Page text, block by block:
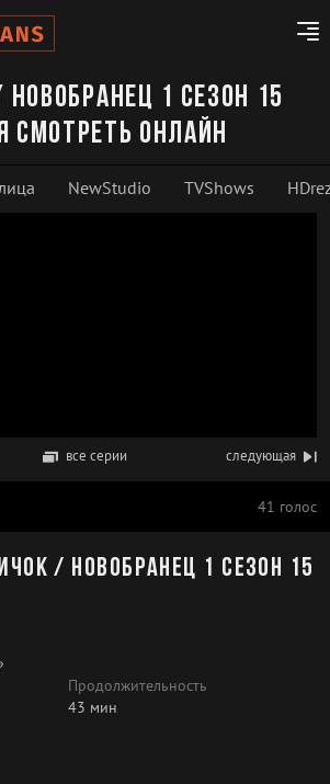
1 сезон 15
смотреть онлайн
NewStudio TVShows
все серии следующая
41 голос
/ Новобранец 1 сезон 15
Продолжительность
43 мин